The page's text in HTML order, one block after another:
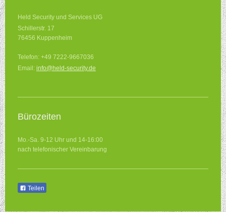
Held Security und Services UG
Schillerstr. 17
76456 Kuppenheim
Telefon: +49 7222-9667036
Email: info@held-security.de
Bürozeiten
Mo.-Sa. 9-12 Uhr und 14-16:00
nach telefonischer Vereinbarung
Teilen